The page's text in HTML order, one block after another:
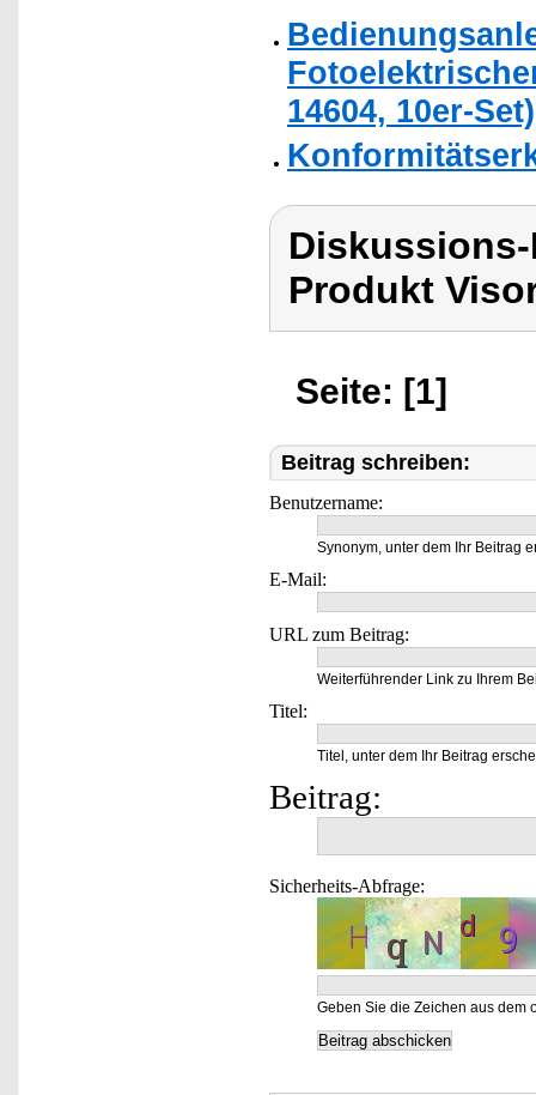
14604, 10er-Set)
Produkt
Seite: [1]
Beitrag schreiben:
Benutzername:
Synonym, unter dem Ihr Beitrag
E-Mail:
URL zum Beitrag:
Weiterführender Link zu Ihrem
Titel:
Titel, unter dem Ihr Beitrag
Beitrag:
Sicherheits-Abfrage:
Geben Sie die Zeichen aus dem